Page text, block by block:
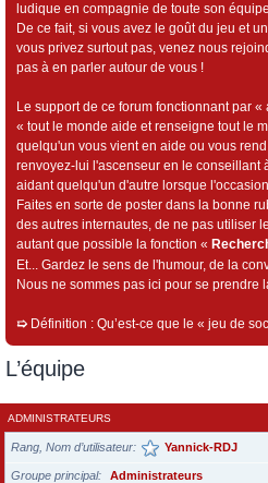
ludique en compagnie de toute son
De ce fait, si vous avez le goût du jeu et
vous privez surtout pas, venez nous
pas à en parler autour de vous !
Le support de ce forum fonctionnant par
« tout le monde aide et renseigne tout le
quelqu'un vous vient en aide ou vous
renvoyez-lui l'ascenseur en le conseillant
aidant quelqu'un d'autre lorsque
Faites en sorte de poster dans la bonne
des autres internautes, de ne pas utiliser
autant que possible la fonction «
Et... Gardez le sens de l'humour, de la
Nous ne sommes pas ici pour se prendre
➯ Définition : Qu’est-ce que le « jeu de
L’équipe
ADMINISTRATEURS
Rang, Nom d’utilisateur Yannick-RDJ
Groupe principal Administrateurs